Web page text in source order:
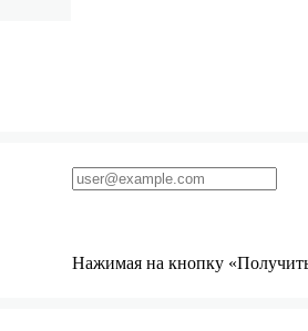
Нажимая на кнопку